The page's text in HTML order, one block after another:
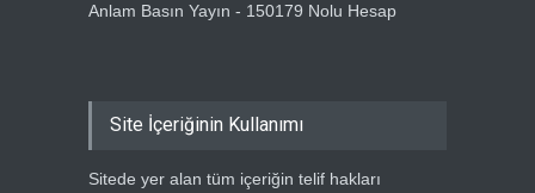
Anlam Basın Yayın - 150179 Nolu Hesap
Site İçeriğinin Kullanımı
Sitede yer alan tüm içeriğin telif hakları